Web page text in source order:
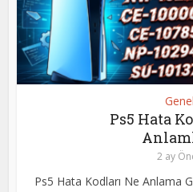
Genel
Ps5 Hata
2 ay
Ps5 Hata Kodları Ne Anlama